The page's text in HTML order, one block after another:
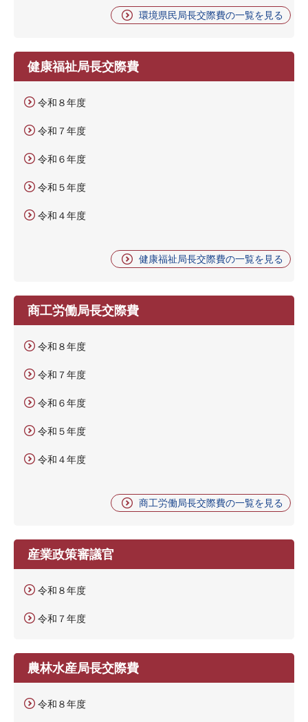
環境県民局長交際費の一覧を見る
健康福祉局長交際費
令和８年度
令和７年度
令和６年度
令和５年度
令和４年度
健康福祉局長交際費の一覧を見る
商工労働局長交際費
令和８年度
令和７年度
令和６年度
令和５年度
令和４年度
商工労働局長交際費の一覧を見る
産業政策審議官
令和８年度
令和７年度
農林水産局長交際費
令和８年度